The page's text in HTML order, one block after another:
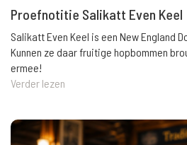
Proefnotitie Salikatt Even Keel
Salikatt Even Keel is een New England
Kunnen ze daar fruitige hopbommen
ermee!
Verder lezen